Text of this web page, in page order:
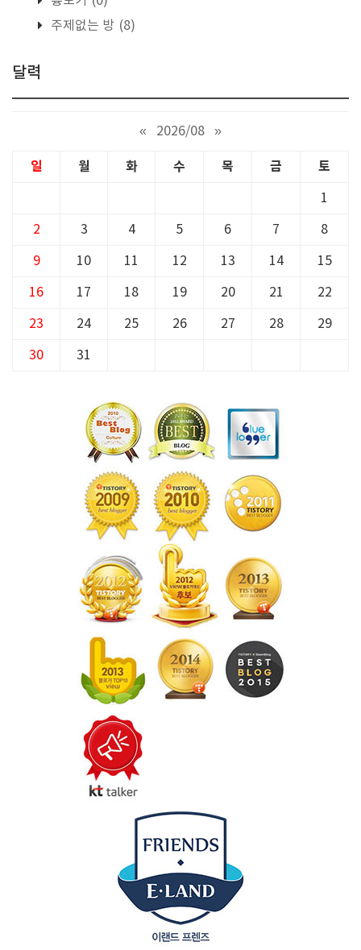
주제없는 방 (8)
달력
« 2026/08 »
일 월 화 수 목 금 토
1
2 3 4 5 6 7 8
9 10 11 12 13 14 15
16 17 18 19 20 21 22
23 24 25 26 27 28 29
30 31